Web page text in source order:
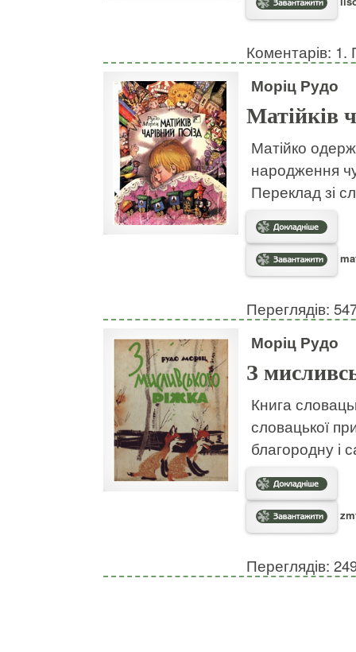
Коментарів: 1.
Моріц Рудо
Матійків
Матійко
народження
Переклад зі
Переглядів:
Моріц Рудо
З
Книга
словацької
благородну і
Переглядів: